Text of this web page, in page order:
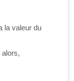
la valeur du
alors,